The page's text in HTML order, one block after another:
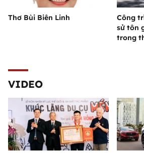
Thơ Bùi Biên Linh
Công
sử tôn
trong
VIDEO